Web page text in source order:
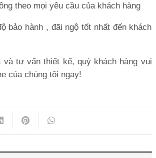
theo mọi yêu cầu của khách hàng
bảo hành , đãi ngộ tốt nhất đến khách
tư vấn thiết kế, quý khách hàng vui
của chúng tôi ngay!